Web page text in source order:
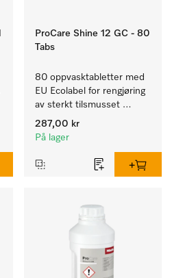
ProCare Shine 12 GC - 80
Tabs
80 oppvasktabletter med
EU Ecolabel for rengjøring
av sterkt tilsmusset
servise, bestikk og glass.
287,00 kr
På lager